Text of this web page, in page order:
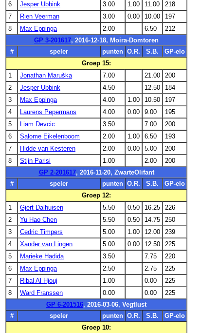
6
Jesper Ubbink 3.00 1.00 11.00
218
7
Rien Veerman 3.00 0.00 10.00
197
8
Max Eppinga 2.00 6.50
212
GP 3-201617, 2016-12-18, Moira-Domtoren
#
speler punten O.R. S.B.
GP-elo
Groep 15:
1
Jonathan Maruška 7.00 21.00
200
2
Jesper Ubbink 4.50 12.50
184
3
Max Eppinga 4.00 1.00 10.50
197
4
Laurens Pepermans 4.00 0.00 9.00
195
5
Liam Devcic 3.50 7.00
200
6
Salome Eikelenboom 2.00 1.00 6.50
193
7
Hidde van Kesteren 2.00 0.00 5.00
200
8
Stijn Parisi 1.00 2.00
200
GP 2-201617, 2016-11-20, ZwarteOlifant
#
speler punten O.R. S.B.
GP-elo
Groep 12:
1
Gjert Dalhuisen 5.50 0.50 16.25
226
2
Yu Hao Chen 5.50 0.50 14.75
250
3
Cedric Timpers 5.00 1.00 12.00
239
4
Xander van Lingen 5.00 0.00 12.50
225
5
Marieke Hadida 3.50 7.75
220
6
Max Eppinga 2.50 2.75
225
7
Ribal Al Hjouj 1.00 0.00
225
8
Ward Franssen 0.00 0.00
225
GP 6-201516, 2016-03-06, Vegtlust
#
speler punten O.R. S.B.
GP-elo
Groep 10: